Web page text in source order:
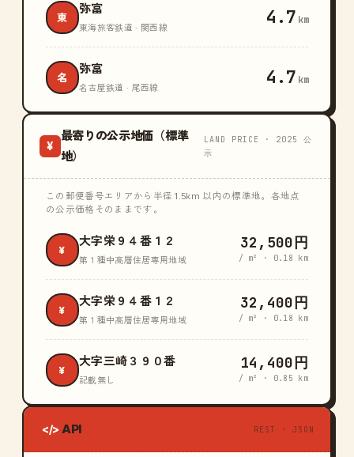
東
弥富
東海旅客鉄道 · 関西線 4.7 km
名
弥富
名古屋鉄道 · 尾西線 4.7 km
¥
最寄りの公示地価（標準
地）
LAND PRICE · 2025 公
示
この郵便番号エリアから半径 1.5km 以内の標準地。各地点
の公示価格そのままです。
¥
大字栄９４番１２
第１種中高層住居専用地域
32,500円
/ m² · 0.18 km
¥
大字栄９４番１２
第１種中高層住居専用地域
32,400円
/ m² · 0.18 km
¥
大字三崎３９０番
記載無し
14,400円
/ m² · 0.85 km
</> API REST · JSON